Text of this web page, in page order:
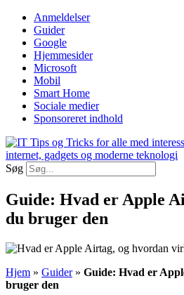
Videre
indhold
Anmeldelser
Guider
Google
Hjemmesider
Microsoft
Mobil
Smart Home
Sociale medier
Sponsoreret indhold
Søg
Guide: Hvad er Apple
du bruger den
Hjem » Guider» Guide: Hvad er
bruger den